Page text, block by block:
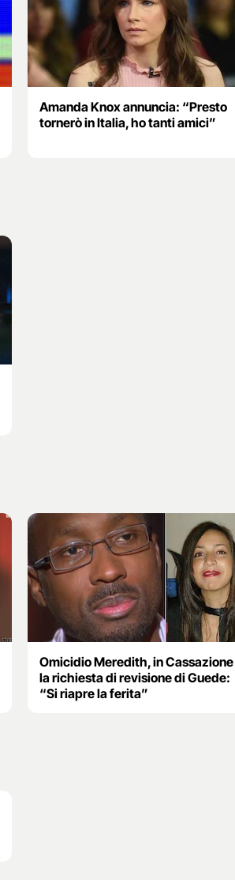
Amanda Knox annuncia: “Presto
tornerò in Italia, ho tanti amici”
Omicidio Meredith, in Cassazione
la richiesta di revisione di Guede:
“Si riapre la ferita”